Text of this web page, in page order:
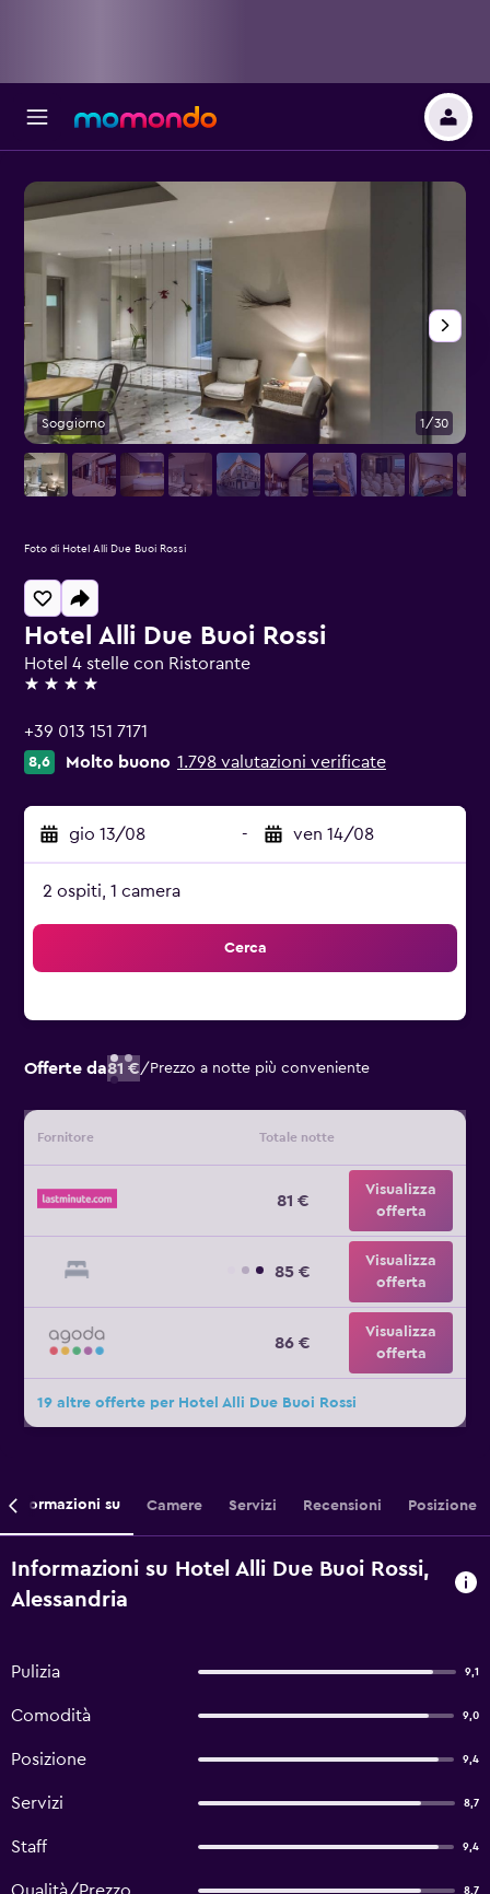
Hotel Alli Due Buoi Rossi
Hotel 4 stelle con Ristorante
4 stelle
+39 013 151 7171
8,6 Molto buono 1.798 valutazioni verificate
gio 13/08 - ven 14/08
2 ospiti, 1 camera
Cerca
Offerte da81 €/ Prezzo a notte più conveniente
Fornitore Totale notte
81 €
Visualizza
offerta
85 €
Visualizza
offerta
86 €
Visualizza
offerta
19 altre offerte per Hotel Alli Due Buoi Rossi
Soggiorno 1/30
Foto di Hotel Alli Due Buoi Rossi
Informazioni su Camere Servizi Recensioni Posizione
Informazioni su Hotel Alli Due Buoi Rossi,
Alessandria
Pulizia 9,1
Comodità 9,0
Posizione 9,4
Servizi 8,7
Staff 9,4
8,7